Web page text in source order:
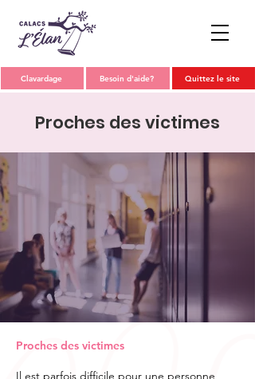
Clavardage Besoin d'aide? Quittez le site
Proches des victimes
Proches des victimes
Il est parfois difficile pour une personne